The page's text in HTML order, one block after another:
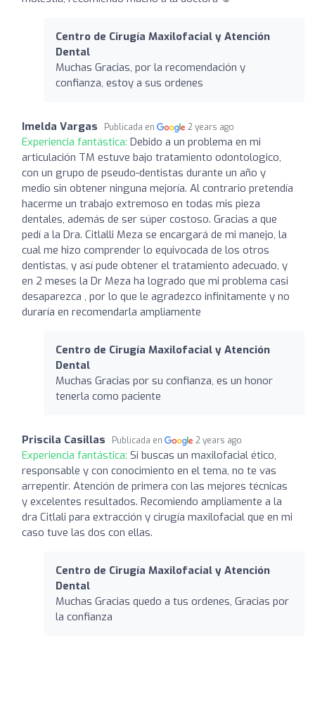
Centro de Cirugía Maxilofacial y Atención
Dental
Muchas Gracias, por la recomendación y
confianza, estoy a sus ordenes
Imelda Vargas Publicada en 2 years ago
Experiencia fantástica: Debido a un problema en mi
articulación TM estuve bajo tratamiento odontologico,
con un grupo de pseudo-dentistas durante un año y
medio sin obtener ninguna mejoría. Al contrario pretendía
hacerme un trabajo extremoso en todas mis pieza
dentales, además de ser súper costoso. Gracias a que
pedí a la Dra. Citlalli Meza se encargará de mi manejo, la
cual me hizo comprender lo equivocada de los otros
dentistas, y así pude obtener el tratamiento adecuado, y
en 2 meses la Dr Meza ha logrado que mi problema casi
desaparezca , por lo que le agradezco infinitamente y no
duraría en recomendarla ampliamente
Centro de Cirugía Maxilofacial y Atención
Dental
Muchas Gracias por su confianza, es un honor
tenerla como paciente
Priscila Casillas Publicada en 2 years ago
Experiencia fantástica: Si buscas un maxilofacial ético,
responsable y con conocimiento en el tema, no te vas
arrepentir. Atención de primera con las mejores técnicas
y excelentes resultados. Recomiendo ampliamente a la
dra Citlali para extracción y cirugía maxilofacial que en mi
caso tuve las dos con ellas.
Centro de Cirugía Maxilofacial y Atención
Dental
Muchas Gracias quedo a tus ordenes, Gracias por
la confianza